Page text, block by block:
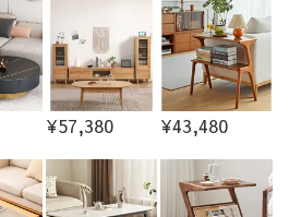
¥57,380 ¥43,480